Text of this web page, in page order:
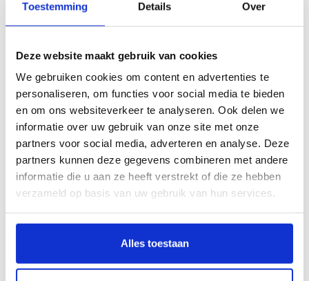
Toestemming Details Over
Deze website maakt gebruik van cookies
We gebruiken cookies om content en advertenties te
personaliseren, om functies voor social media te bieden
en om ons websiteverkeer te analyseren. Ook delen we
informatie over uw gebruik van onze site met onze
partners voor social media, adverteren en analyse. Deze
partners kunnen deze gegevens combineren met andere
informatie die u aan ze heeft verstrekt of die ze hebben
verzameld op basis van uw gebruik van hun services.
Alles toestaan
Opel Mokka
Bouwjaar 2013 - 2020
Kies dit model
Ik weet het bouwjaar niet
op kenteken zoeken: